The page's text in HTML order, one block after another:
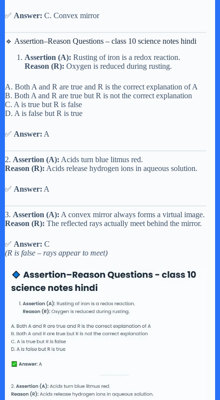
✅ Answer: C. Convex mirror
🔹 Assertion–Reason Questions – class 10 science notes hindi
Assertion (A): Rusting of iron is a redox reaction.
Reason (R): Oxygen is reduced during rusting.
A. Both A and R are true and R is the correct explanation of A
B. Both A and R are true but R is not the correct explanation
C. A is true but R is false
D. A is false but R is true
✅ Answer: A
2. Assertion (A): Acids turn blue litmus red.
Reason (R): Acids release hydrogen ions in aqueous solution.
✅ Answer: A
3. Assertion (A): A convex mirror always forms a virtual image.
Reason (R): The reflected rays actually meet behind the mirror.
✅ Answer: C
(R is false – rays appear to meet)